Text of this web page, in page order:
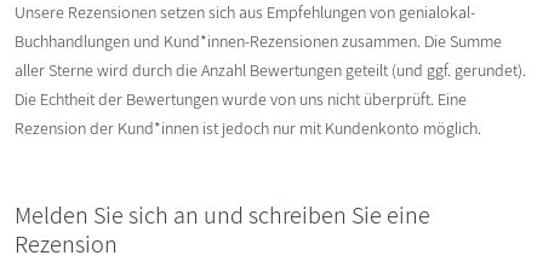
Unsere Rezensionen setzen sich aus Empfehlungen von genialokal-
Buchhandlungen und Kund*innen-Rezensionen zusammen. Die Summe
aller Sterne wird durch die Anzahl Bewertungen geteilt (und ggf. gerundet).
Die Echtheit der Bewertungen wurde von uns nicht überprüft. Eine
Rezension der Kund*innen ist jedoch nur mit Kundenkonto möglich.
Melden Sie sich an und schreiben Sie eine
Rezension